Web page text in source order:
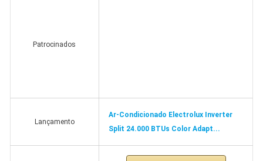
Patrocinados
Lançamento
Ar-Condicionado Electrolux Inverter
Split 24.000 BTUs Color Adapt...